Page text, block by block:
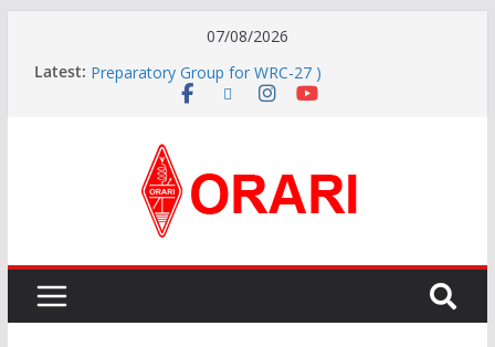
07/08/2026
Latest: APG27-3 ( The 3rd Meeting of the APT Conference
Preparatory Group for WRC-27 )
Ketua Orari Daerah Riau
Perkokoh Sinergi Amatir Radio, Ketua Orari Daerah
Riau Beserta Jajaran Hadiri Muslok III Bengkalis
Pererat Silaturahmi, Pengurus Baru ORARI Riau
INDONESIA AWARD 2026